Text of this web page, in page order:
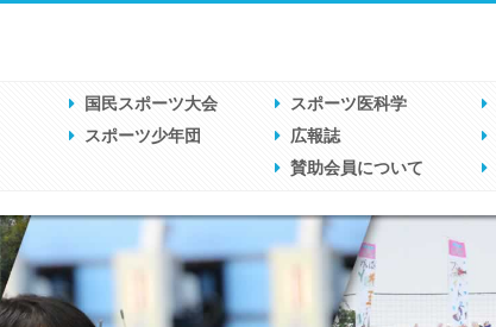
国民スポーツ大会 スポーツ医科学
スポーツ少年団 広報誌
賛助会員について